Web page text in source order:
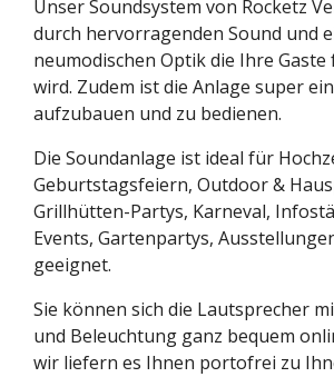
Unser Soundsystem von Rocketz
durch hervorragenden Sound und
neumodischen Optik die Ihre Gaste
wird. Zudem ist die Anlage super
aufzubauen und zu bedienen.
Die Soundanlage ist ideal für
Geburtstagsfeiern, Outdoor &
Grillhütten-Partys, Karneval,
Events, Gartenpartys,
geeignet.
Sie können sich die Lautsprecher
und Beleuchtung ganz bequem
wir liefern es Ihnen portofrei zu